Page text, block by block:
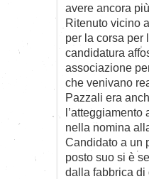
avere ancora
Ritenuto vicino
per la corsa per
candidatura
associazione
che venivano
Pazzali era
nella nomina
Candidato a un
posto suo si è
dalla fabbrica di